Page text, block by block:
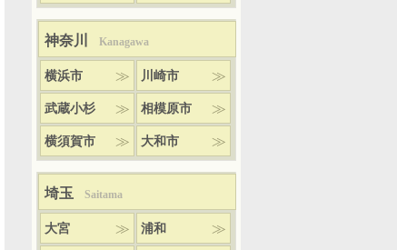
神奈川 Kanagawa
横浜市 川崎市
武蔵小杉 相模原市
横須賀市 大和市
埼玉 Saitama
大宮 浦和